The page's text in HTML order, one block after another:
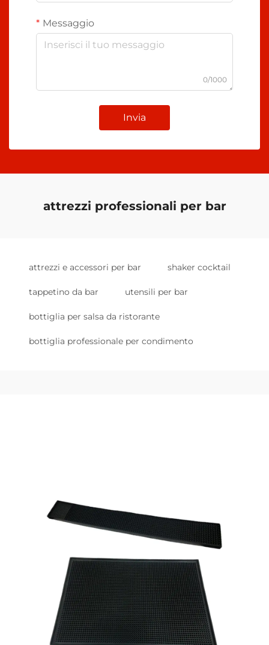
Messaggio
0/1000
Invia
attrezzi professionali per bar
attrezzi e accessori per bar shaker cocktail
tappetino da bar utensili per bar
bottiglia per salsa da ristorante
bottiglia professionale per condimento